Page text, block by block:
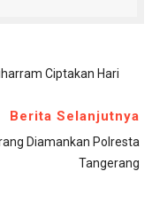
Ciptakan Hari
Berita Selanjutnya
Diamankan Polresta
Tangerang